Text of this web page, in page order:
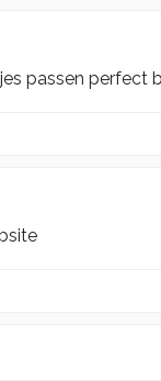
passen perfect